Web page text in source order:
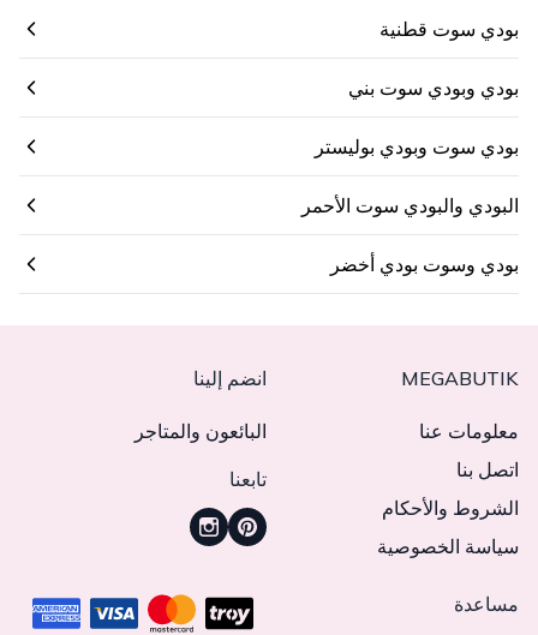
بودي سوت قطنية
بودي وبودي سوت بني
بودي سوت وبودي بوليستر
البودي والبودي سوت الأحمر
بودي وسوت بودي أخضر
MEGABUTIK
معلومات عنا
اتصل بنا
الشروط والأحكام
سياسة الخصوصية
انضم إلينا
البائعون والمتاجر
تابعنا
مساعدة